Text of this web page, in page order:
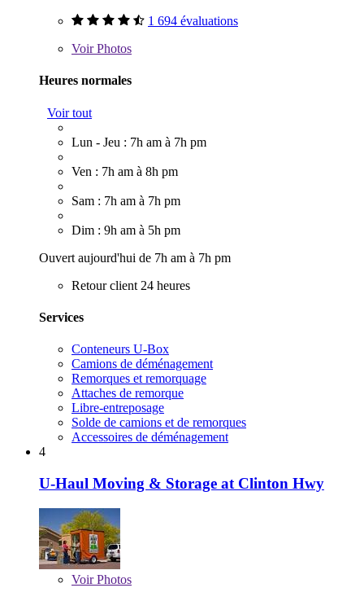
1 694 évaluations
VoirPhotos
Heures normales
Voir tout
Lun - Jeu : 7h am à 7h pm
Ven : 7h am à 8h pm
Sam : 7h am à 7h pm
Dim : 9h am à 5h pm
Ouvert aujourd'hui de 7h am à 7h pm
Retour client 24 heures
Services
Conteneurs U-Box
Camions de déménagement
Remorques et remorquage
Attaches de remorque
Libre-entreposage
Solde de camions et de remorques
Accessoires de déménagement
4
U-Haul Moving & Storage at Clinton Hwy
VoirPhotos